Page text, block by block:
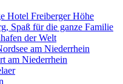
Hotel Freiberger Höhe
Spaß für die ganze Familie
der Welt
am Niederrhein
am Niederrhein